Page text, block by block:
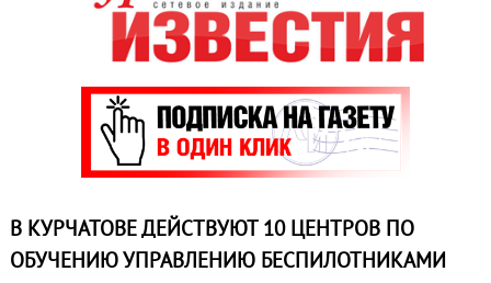
В КУРЧАТОВЕ ДЕЙСТВУЮТ 10 ЦЕНТРОВ ПО
ОБУЧЕНИЮ УПРАВЛЕНИЮ БЕСПИЛОТНИКАМИ